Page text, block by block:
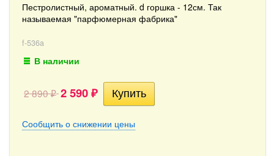
Пестролистный, ароматный. d горшка - 12см. Так
называемая "парфюмерная фабрика"
f-536a
В наличии
2 890₽ 2 590 ₽
Сообщить о снижении цены